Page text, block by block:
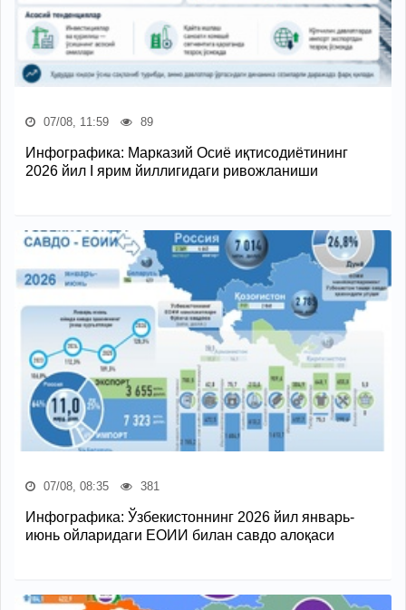
07/08, 11:59 89
Инфографика: Марказий Осиё иқтисодиётининг
2026 йил I ярим йиллигидаги ривожланиши
07/08, 08:35 381
Инфографика: Ўзбекистоннинг 2026 йил январь-
июнь ойларидаги ЕОИИ билан савдо алоқаси